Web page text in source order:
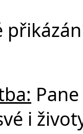
i